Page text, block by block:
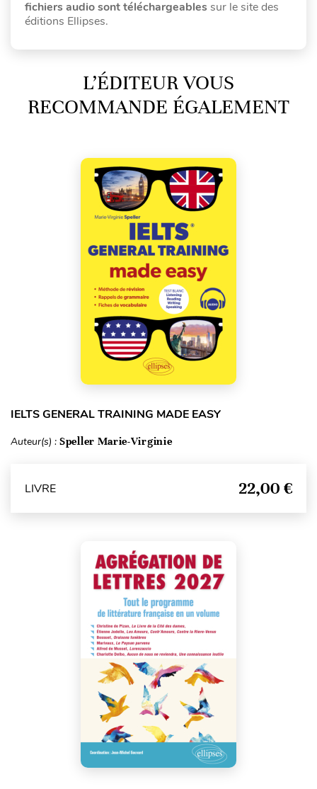
fichiers audio sont téléchargeables sur le site des
éditions Ellipses.
L’ÉDITEUR VOUS
RECOMMANDE ÉGALEMENT
IELTS GENERAL TRAINING MADE EASY
Auteur(s) : Speller Marie-Virginie
LIVRE 22,00 €